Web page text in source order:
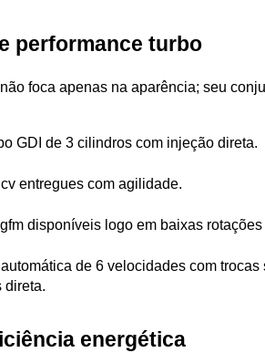
performance turbo
não foca apenas na aparência; seu
GDI de 3 cilindros com injeção direta.
entregues com agilidade.
disponíveis logo em baixas
automática de 6 velocidades com
direta.
energética